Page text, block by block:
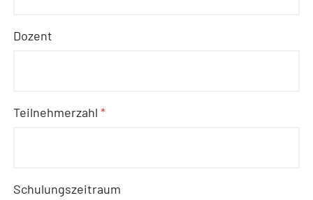
Dozent
Teilnehmerzahl*
Schulungszeitraum